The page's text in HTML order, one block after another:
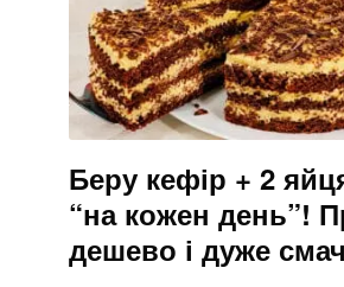
Беру кефір + 2
“на кожен день”!
дешево і дуже